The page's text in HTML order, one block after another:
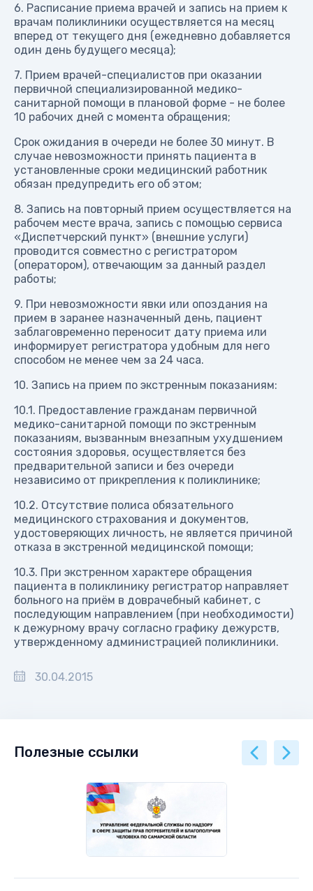
6. Расписание приема врачей и запись на прием к
врачам поликлиники осуществляется на месяц
вперед от текущего дня (ежедневно добавляется
один день будущего месяца);
7. Прием врачей-специалистов при оказании
первичной специализированной медико-
санитарной помощи в плановой форме - не более
10 рабочих дней с момента обращения;
Срок ожидания в очереди не более 30 минут. В
случае невозможности принять пациента в
установленные сроки медицинский работник
обязан предупредить его об этом;
8. Запись на повторный прием осуществляется на
рабочем месте врача, запись с помощью сервиса
«Диспетчерский пункт» (внешние услуги)
проводится совместно с регистратором
(оператором), отвечающим за данный раздел
работы;
9. При невозможности явки или опоздания на
прием в заранее назначенный день, пациент
заблаговременно переносит дату приема или
информирует регистратора удобным для него
способом не менее чем за 24 часа.
10. Запись на прием по экстренным показаниям:
10.1. Предоставление гражданам первичной
медико-санитарной помощи по экстренным
показаниям, вызванным внезапным ухудшением
состояния здоровья, осуществляется без
предварительной записи и без очереди
независимо от прикрепления к поликлинике;
10.2. Отсутствие полиса обязательного
медицинского страхования и документов,
удостоверяющих личность, не является причиной
отказа в экстренной медицинской помощи;
10.3. При экстренном характере обращения
пациента в поликлинику регистратор направляет
больного на приём в доврачебный кабинет, с
последующим направлением (при необходимости)
к дежурному врачу согласно графику дежурств,
утвержденному администрацией поликлиники.
30.04.2015
Полезные ссылки